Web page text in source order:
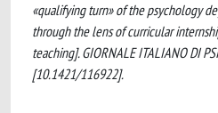
«qualifying turn» of the psychology
through the lens of curricular
teaching]. GIORNALE ITALIANO DI
[10.1421/116922].